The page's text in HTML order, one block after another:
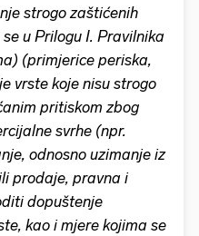
strogo zaštićenih
u Prilogu I. Pravilnika
(primjerice periska,
vrste koje nisu strogo
pritiskom zbog
svrhe (npr.
odnosno uzimanje iz
prodaje, pravna i
dopuštenje
kao i mjere kojima se